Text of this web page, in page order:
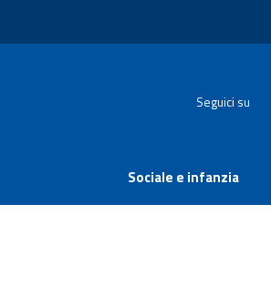
Seguici su
Sociale e infanzia